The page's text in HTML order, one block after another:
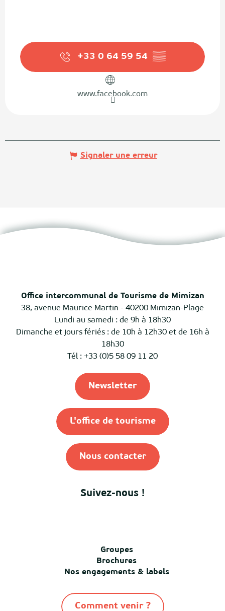
+33 0 64 59 54 ▒▒
www.facebook.com
Signaler une erreur
Office intercommunal de Tourisme de Mimizan
38, avenue Maurice Martin - 40200 Mimizan-Plage
Lundi au samedi : de 9h à 18h30
Dimanche et jours fériés : de 10h à 12h30 et de 16h à
18h30
Tél : +33 (0)5 58 09 11 20
Newsletter
L'office de tourisme
Nous contacter
Suivez-nous !
Groupes
Brochures
Nos engagements & labels
Comment venir ?